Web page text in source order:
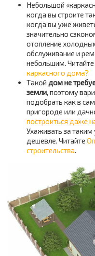
Небольшой
когда вы строите
когда вы уже
значительно
отопление
обслуживание и
небольшим. Читайте
каркасного дома?
Такой дом не
земли, поэтому
подобрать как в
пригороде или
построиться даже
Ухаживать за
дешевле. Читайте
строительства.